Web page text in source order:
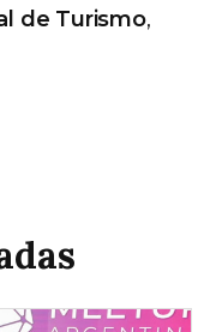
de Turismo,